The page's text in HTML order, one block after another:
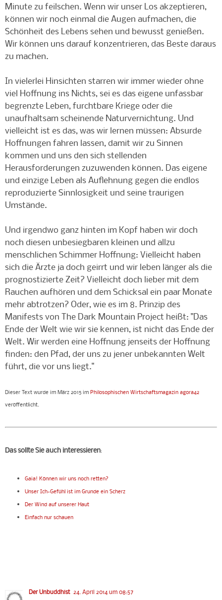
Minute zu feilschen. Wenn wir unser Los akzeptieren,
können wir noch einmal die Augen aufmachen, die
Schönheit des Lebens sehen und bewusst genießen.
Wir können uns darauf konzentrieren, das Beste daraus
zu machen.
In vielerlei Hinsichten starren wir immer wieder ohne
viel Hoffnung ins Nichts, sei es das eigene unfassbar
begrenzte Leben, furchtbare Kriege oder die
unaufhaltsam scheinende Naturvernichtung. Und
vielleicht ist es das, was wir lernen müssen: Absurde
Hoffnungen fahren lassen, damit wir zu Sinnen
kommen und uns den sich stellenden
Herausforderungen zuzuwenden können. Das eigene
und einzige Leben als Auflehnung gegen die endlos
reproduzierte Sinnlosigkeit und seine traurigen
Umstände.
Und irgendwo ganz hinten im Kopf haben wir doch
noch diesen unbesiegbaren kleinen und allzu
menschlichen Schimmer Hoffnung: Vielleicht haben
sich die Ärzte ja doch geirrt und wir leben länger als die
prognostizierte Zeit? Vielleicht doch lieber mit dem
Rauchen aufhören und dem Schicksal ein paar Monate
mehr abtrotzen? Oder, wie es im 8. Prinzip des
Manifests von The Dark Mountain Project heißt: "Das
Ende der Welt wie wir sie kennen, ist nicht das Ende der
Welt. Wir werden eine Hoffnung jenseits der Hoffnung
finden: den Pfad, der uns zu jener unbekannten Welt
führt, die vor uns liegt."
Dieser Text wurde im März 2015 im Philosophischen Wirtschaftsmagazin agora42
veröffentlicht.
Das sollte Sie auch interessieren:
Gaia! Können wir uns noch retten?
Unser Ich-Gefühl ist im Grunde ein Scherz
Der Wind auf unserer Haut
Einfach nur schauen
Der Unbuddhist 24. April 2014 um 08:57